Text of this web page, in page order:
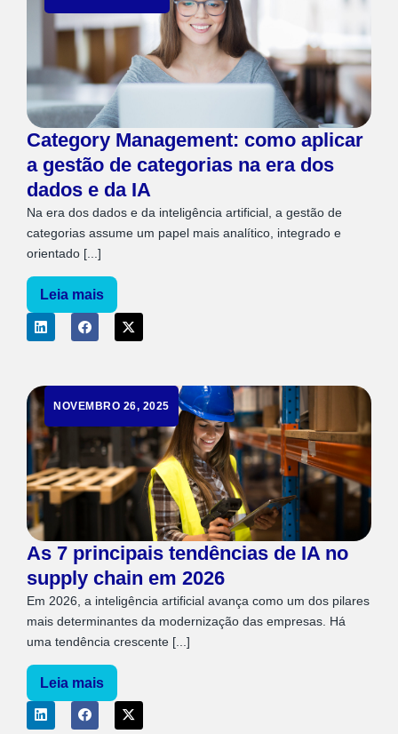
Category Management: como aplicar
a gestão de categorias na era dos
dados e da IA
Na era dos dados e da inteligência artificial, a gestão de
categorias assume um papel mais analítico, integrado e
orientado [...]
Leia mais
NOVEMBRO 26, 2025
As 7 principais tendências de IA no
supply chain em 2026
Em 2026, a inteligência artificial avança como um dos pilares
mais determinantes da modernização das empresas. Há
uma tendência crescente [...]
Leia mais